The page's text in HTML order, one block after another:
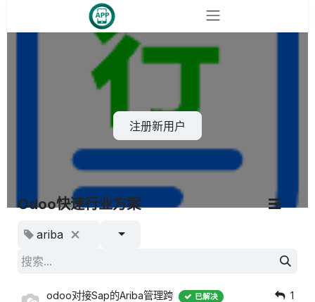
注册新用户
Odoo快速行业方案
ariba
odoo对接Sap的Ariba管理跨
已解决 1